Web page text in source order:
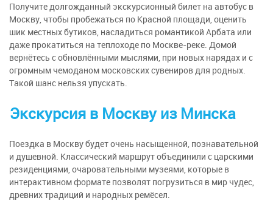
Получите долгожданный экскурсионный билет на автобус в
Москву, чтобы пробежаться по Красной площади, оценить
шик местных бутиков, насладиться романтикой Арбата или
даже прокатиться на теплоходе по Москве-реке. Домой
вернётесь с обновлёнными мыслями, при новых нарядах и с
огромным чемоданом московских сувениров для родных.
Такой шанс нельзя упускать.
Экскурсия в Москву из Минска
Поездка в Москву будет очень насыщенной, познавательной
и душевной. Классический маршрут объединили с царскими
резиденциями, очаровательными музеями, которые в
интерактивном формате позволят погрузиться в мир чудес,
древних традиций и народных ремёсел.